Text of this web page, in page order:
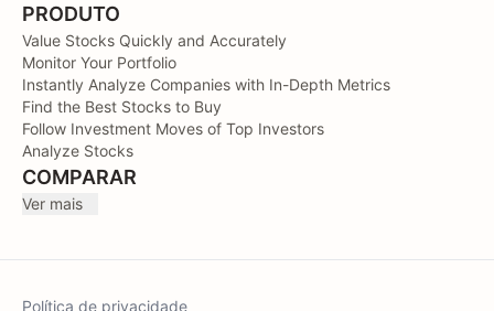
PRODUTO
Value Stocks Quickly and Accurately
Monitor Your Portfolio
Instantly Analyze Companies with In-Depth Metrics
Find the Best Stocks to Buy
Follow Investment Moves of Top Investors
Analyze Stocks
COMPARAR
Ver mais
Política de privacidade